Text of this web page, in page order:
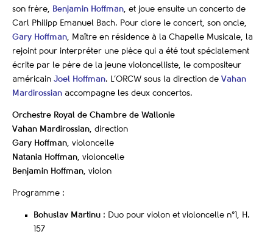
son frère, Benjamin Hoffman, et joue ensuite un concerto de
Carl Philipp Emanuel Bach. Pour clore le concert, son oncle,
Gary Hoffman, Maître en résidence à la Chapelle Musicale, la
rejoint pour interpréter une pièce qui a été tout spécialement
écrite par le père de la jeune violoncelliste, le compositeur
américain Joel Hoffman. L’ORCW sous la direction de Vahan
Mardirossian accompagne les deux concertos.
Orchestre Royal de Chambre de Wallonie
Vahan Mardirossian, direction
Gary Hoffman, violoncelle
Natania Hoffman, violoncelle
Benjamin Hoffman, violon
Programme :
Bohuslav Martinu : Duo pour violon et violoncelle n°1, H.
157